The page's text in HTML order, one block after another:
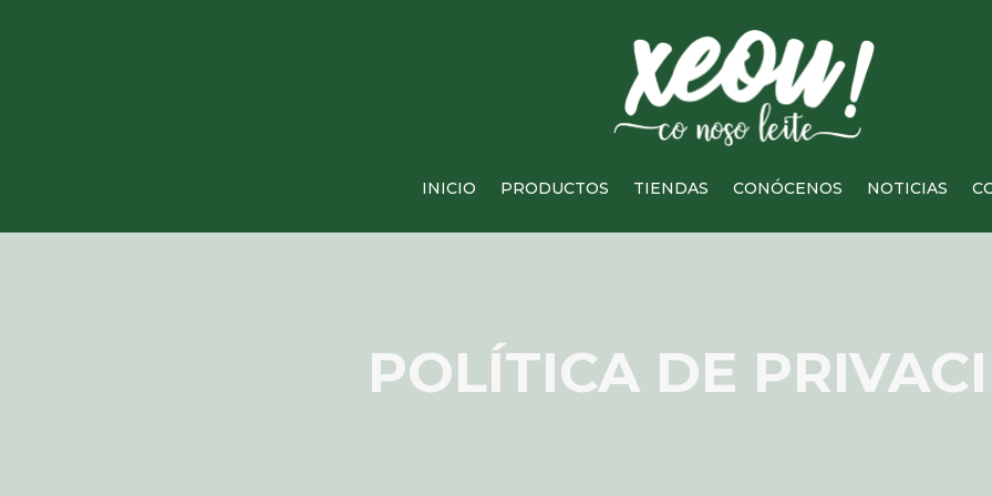
INICIO PRODUCTOS TIENDAS CONÓCENOS NOTICIAS
POLÍTICA DE